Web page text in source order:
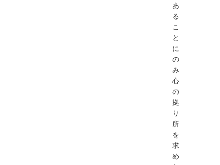
あ
る
こ
と
に
の
み
心
の
拠
り
所
を
求
め